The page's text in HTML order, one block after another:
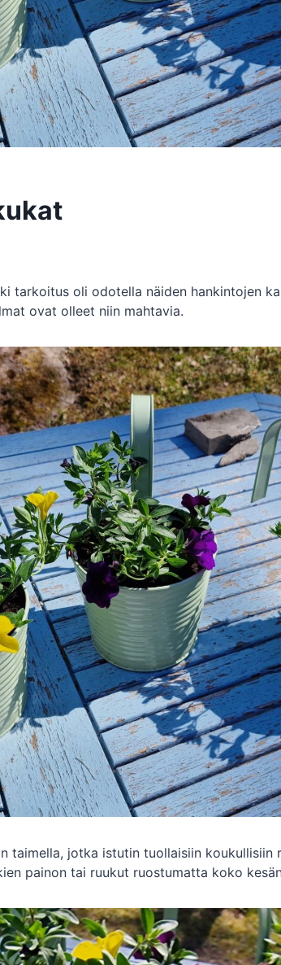
tarkoitus oli odotella näiden hankintojen
ovat olleet niin mahtavia.
taimella, jotka istutin tuollaisiin koukullisiin
painon tai ruukut ruostumatta koko